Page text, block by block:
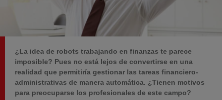
¿La idea de robots trabajando en finanzas te parece
imposible? Pues no está lejos de convertirse en una
realidad que permitiría gestionar las tareas financiero-
administrativas de manera automática. ¿Tienen motivos
para preocuparse los profesionales de este campo?